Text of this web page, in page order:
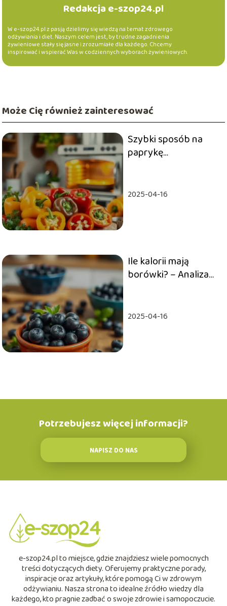
Redakcja e-szop24.pl
W e-szop24.pl z pasją dzielimy się wiedzą na temat zdrowego
odżywiania i diet. Naszym celem jest, by trudne zagadnienia
żywieniowe stały się jasne i zrozumiałe dla każdego. Chcemy
inspirować i wspierać Was w codziennych wyborach żywieniowych.
Może Cię również zainteresować
Szybki sposób na
paprykę
2025-04-16
Ile kalorii mają
borówki? – Analiza
2025-04-16
Potrzebujesz więcej informacji?
NAPISZ DO NAS
e-szop24.pl to miejsce, gdzie znajdziesz wiele pomocnych
treści dotyczących diety. Oferujemy praktyczne porady,
inspiracje oraz artykuły, które pomogą Ci w zdrowym
odżywianiu. Nasza strona to idealne źródło wiedzy dla
każdego, kto pragnie zadbać o swoje zdrowie i samopoczucie.